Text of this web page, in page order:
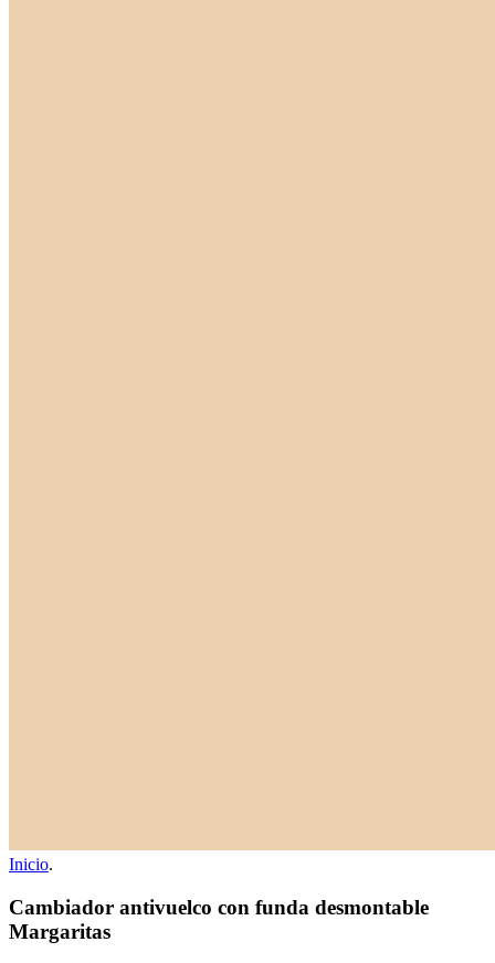
Inicio.
Cambiador antivuelco con funda desmontable
Margaritas